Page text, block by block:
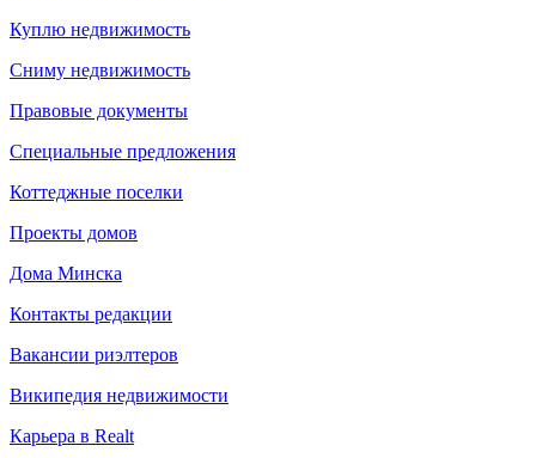
Куплю недвижимость
Сниму недвижимость
Правовые документы
Специальные предложения
Коттеджные поселки
Проекты домов
Дома Минска
Контакты редакции
Вакансии риэлтеров
Википедия недвижимости
Карьера в Realt